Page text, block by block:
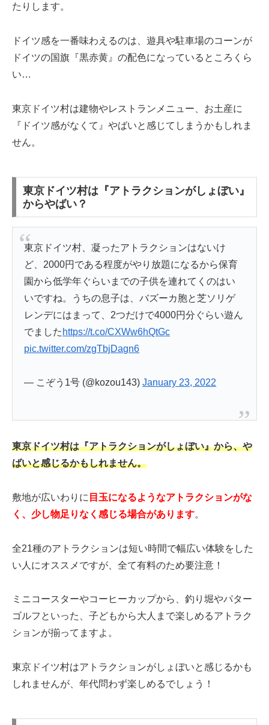
たりします。
ドイツ感を一番味わえるのは、遊具や駐車場のコーンが
ドイツの国旗『黒赤黄』の配色になっているところくら
い…
東京ドイツ村は建物やレストランメニュー、お土産に
『ドイツ感がなくて』やばいと感じてしまうかもしれま
せん。
東京ドイツ村は『アトラクションがしょぼい』
からやばい？
東京ドイツ村、凝ったアトラクションはないけ
ど、2000円である程度がやり放題になるから保育
園から低学年ぐらいまでの子供を連れてくのはい
いですね。うちの息子は、バズーカ胞と芝ソリゲ
レンデにはまって、2つだけで4000円分ぐらい遊ん
でました https://t.co/CXWw6hQtGc
pic.twitter.com/zgTbjDagn6
— こぞう1号 (@kozou143)January 23, 2022
東京ドイツ村は『アトラクションがしょぼい』から、や
ばいと感じるかもしれません。
敷地が広いわりに 目玉になるようなアトラクションがな
く、少し物足りなく感じる場合があります。
全21種のアトラクションは短い時間で幅広い体験をした
い人にオススメですが、全て有料のため要注意！
ミニコースターやコーヒーカップから、釣り堀やパター
ゴルフといった、子どもから大人まで楽しめるアトラク
ションが揃ってますよ。
東京ドイツ村はアトラクションがしょぼいと感じるかも
しれませんが、年代問わず楽しめるでしょう！